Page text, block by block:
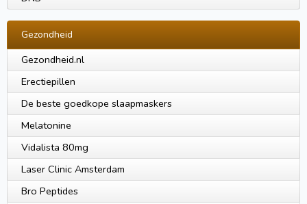
Gezondheid
Gezondheid.nl
Erectiepillen
De beste goedkope slaapmaskers
Melatonine
Vidalista 80mg
Laser Clinic Amsterdam
Bro Peptides